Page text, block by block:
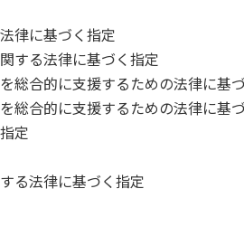
律に基づく指定
する法律に基づく指定
総合的に支援するための法律に基
総合的に支援するための法律に基
定
る法律に基づく指定